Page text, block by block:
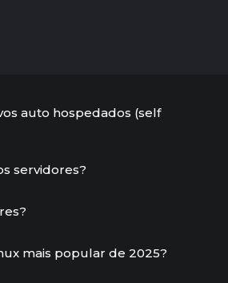
auto hospedados (self
servidores?
mais popular de 2025?